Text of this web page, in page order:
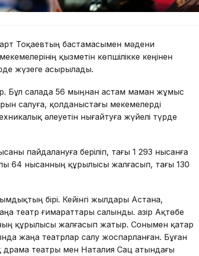
Тоқаевтың бастамасымен мәдени
қызметін көпшілікке кеңінен
жүзеге асырылады.
Бұл салада 56 мыңнан астам маман жұмыс
салуға, қолданыстағы мекемелерді
әлеуетін нығайтуға жүйелі түрде
пайдалануға беріліп, тағы 1 293 нысанға
64 нысанның құрылысы жалғасып, тағы 130
бірі. Кейінгі жылдары Астана,
театр ғимараттары салынды. Қазір Ақтөбе
құрылысы жалғасып жатыр. Сонымен қатар
жаңа театрлар салу жоспарланған. Бұған
драма театры мен Наталия Сац атындағы